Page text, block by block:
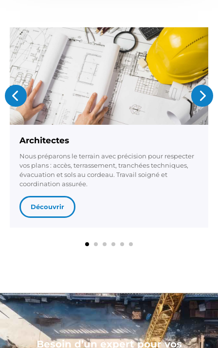
Architectes
Nous préparons le terrain avec précision pour respecter
vos plans : accès, terrassement, tranchées techniques,
évacuation et sols au cordeau. Travail soigné et
coordination assurée.
Découvrir
Besoin d’un expert pour vos